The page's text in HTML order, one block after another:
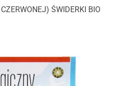
ŚWIDERKI BIO